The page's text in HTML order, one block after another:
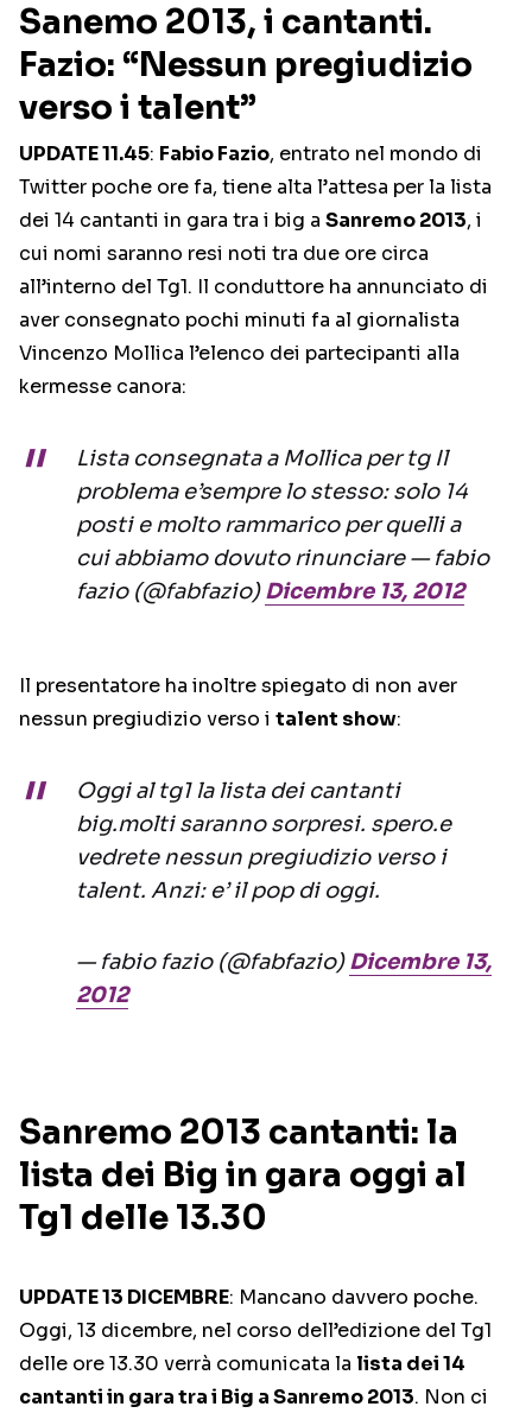
Sanemo 2013, i cantanti.
Fazio: “Nessun pregiudizio
verso i talent”
UPDATE 11.45: Fabio Fazio, entrato nel mondo di
Twitter poche ore fa, tiene alta l’attesa per la lista
dei 14 cantanti in gara tra i big a Sanremo 2013, i
cui nomi saranno resi noti tra due ore circa
all’interno del Tg1. Il conduttore ha annunciato di
aver consegnato pochi minuti fa al giornalista
Vincenzo Mollica l’elenco dei partecipanti alla
kermesse canora:
Lista consegnata a Mollica per tg Il
problema e’sempre lo stesso: solo 14
posti e molto rammarico per quelli a
cui abbiamo dovuto rinunciare — fabio
fazio (@fabfazio)Dicembre 13, 2012
Il presentatore ha inoltre spiegato di non aver
nessun pregiudizio verso i talent show:
Oggi al tg1 la lista dei cantanti
big.molti saranno sorpresi. spero.e
vedrete nessun pregiudizio verso i
talent. Anzi: e’ il pop di oggi.
— fabio fazio (@fabfazio)Dicembre 13,
2012
Sanremo 2013 cantanti: la
lista dei Big in gara oggi al
Tg1 delle 13.30
UPDATE 13 DICEMBRE: Mancano davvero poche.
Oggi, 13 dicembre, nel corso dell’edizione del Tg1
delle ore 13.30 verrà comunicata la lista dei 14
cantanti in gara tra i Big a Sanremo 2013. Non ci